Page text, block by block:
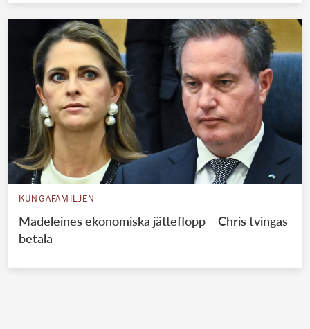
KUNGAFAMILJEN
Madeleines ekonomiska jätteflopp – Chris tvingas
betala